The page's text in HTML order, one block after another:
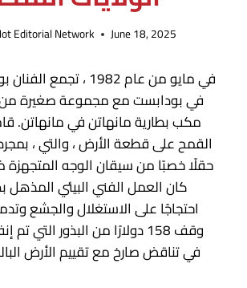
Editorial Network June 18, 2025
في مايو من عام 1982 ،
في بودابست مع مجموعة صغيرة
مكب بطارية مانهاتن في مانهاتن.
القمح على قطعة الأرض ، والتي ،
حقلًا خصبًا من سيقان الوجه المتجهزة
كان العمل الفني البيئي المذهل
احتجاجًا على الاستغلال والجشع
وقف 158 دولارًا من البذور التي